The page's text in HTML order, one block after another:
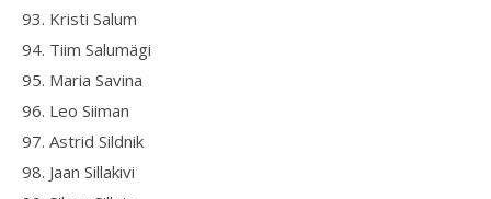
93. Kristi Salum
94. Tiim Salumägi
95. Maria Savina
96. Leo Siiman
97. Astrid Sildnik
98. Jaan Sillakivi